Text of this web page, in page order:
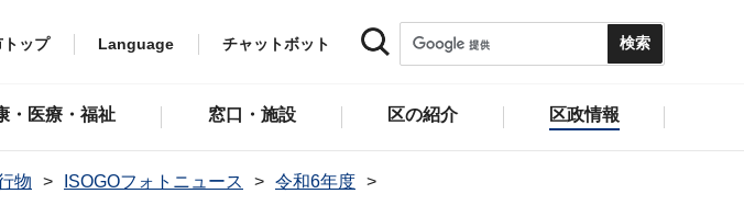
ップ Language チャットボット
・医療・福祉 窓口・施設 区の紹介 区政情報
物 ISOGOフォトニュース
令和6年度